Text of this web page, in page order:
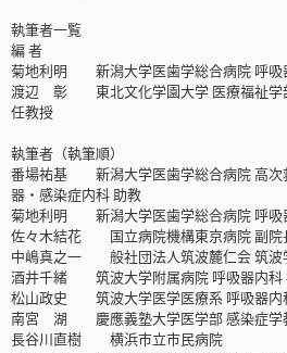
執筆者一覧
編 者
菊地利明 新潟大学医歯学総合病院 呼吸
渡辺 彰 東北文化学園大学 医療福祉学
任教授
執筆者（執筆順）
番場祐基 新潟大学医歯学総合病院 高次
器・感染症内科 助教
菊地利明 新潟大学医歯学総合病院 呼吸
佐々木結花 国立病院機構東京病院 副院
中嶋真之一 般社団法人筑波麓仁会 筑波
酒井千緒 筑波大学附属病院 呼吸器内科
松山政史 筑波大学医学医療系 呼吸器内
南宮 湖 慶應義塾大学医学部 感染症学
長谷川直樹 横浜市立市民病院